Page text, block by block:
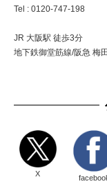
Tel : 0120-747-198
JR 大阪駅 徒歩3分
地下鉄御堂筋線/阪急 梅
X